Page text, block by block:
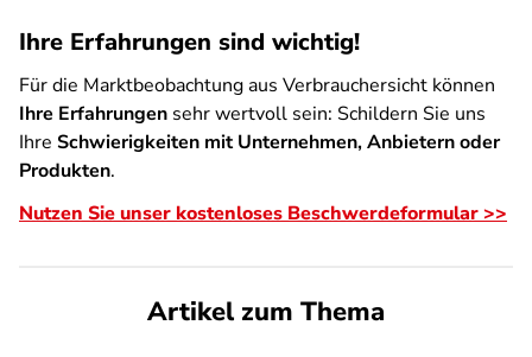
Ihre Erfahrungen sind wichtig!
Für die Marktbeobachtung aus Verbrauchersicht können
Ihre Erfahrungen sehr wertvoll sein: Schildern Sie uns
Ihre Schwierigkeiten mit Unternehmen, Anbietern oder
Produkten.
Nutzen Sie unser kostenloses Beschwerdeformular >>
Artikel zum Thema